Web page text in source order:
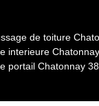
de toiture
interieure
portail Chatonnay